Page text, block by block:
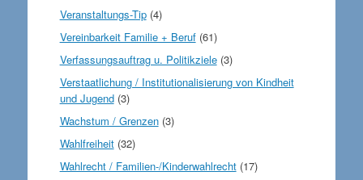
Veranstaltungs-Tip(4)
Vereinbarkeit Familie + Beruf(61)
Verfassungsauftrag u. Politikziele(3)
Verstaatlichung / Institutionalisierung von Kindheit
und Jugend(3)
Wachstum / Grenzen(3)
Wahlfreiheit(32)
Wahlrecht / Familien-/Kinderwahlrecht(17)